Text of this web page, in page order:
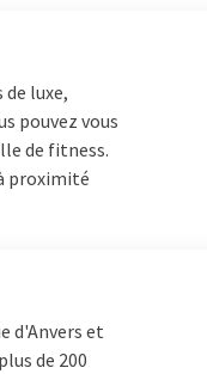
luxe,
pouvez vous
de fitness.
proximité
d'Anvers et
de 200